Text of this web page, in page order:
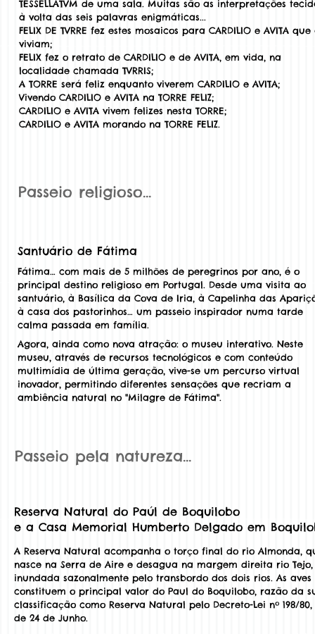
TESSELLATVM de uma sala. Muitas são as interpretações
à volta das seis palavras enigmáticas...
FELIX DE TVRRE fez estes mosaicos para CARDILIO e AVITA
viviam;
FELIX fez o retrato de CARDILIO e de AVITA, em vida, na
localidade chamada TVRRIS;
A TORRE será feliz enquanto viverem CARDILIO e AVITA;
Vivendo CARDILIO e AVITA na TORRE FELIZ;
CARDILIO e AVITA vivem felizes nesta TORRE;
CARDILIO e AVITA morando na TORRE FELIZ.
Passeio religioso…
Santuário de Fátima
Fátima… com mais de 5 milhões de peregrinos por ano, é o
principal destino religioso em Portugal. Desde uma visita ao
santuário, à Basílica da Cova de Iria, à Capelinha das
à casa dos pastorinhos… um passeio inspirador numa tarde
calma passada em família.
Agora, ainda como nova atração: o museu interativo. Neste
museu, através de recursos tecnológicos e com conteúdo
multimídia de última geração, vive-se um percurso virtual
inovador, permitindo diferentes sensações que recriam a
ambiência natural no "Milagre de Fátima".
A Reserva Natural acompanha o torço final do rio Almonda,
nasce na Serra de Aire e desagua na margem direita rio Tejo,
inundada sazonalmente pelo transbordo dos dois rios. As aves
constituem o principal valor do Paul do Boquilobo, razão da
classificação como Reserva Natural pelo Decreto-Lei nº 198/80,
de 24 de Junho.
Passeio pela natureza…
Reserva Natural do Paúl de Boquilobo
e a Casa Memorial Humberto Delgado em